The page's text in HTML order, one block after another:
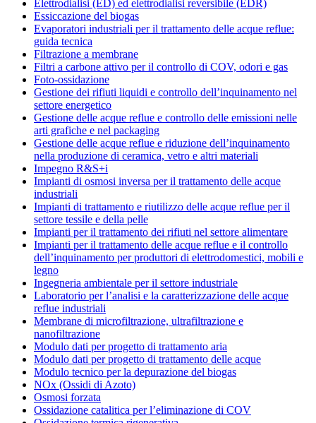
Elettrodialisi (ED) ed elettrodialisi reversibile (EDR)
Essiccazione del biogas
Evaporatori industriali per il trattamento delle acque reflue:
guida tecnica
Filtrazione a membrane
Filtri a carbone attivo per il controllo di COV, odori e gas
Foto-ossidazione
Gestione dei rifiuti liquidi e controllo dell’inquinamento nel
settore energetico
Gestione delle acque reflue e controllo delle emissioni nelle
arti grafiche e nel packaging
Gestione delle acque reflue e riduzione dell’inquinamento
nella produzione di ceramica, vetro e altri materiali
Impegno R&S+i
Impianti di osmosi inversa per il trattamento delle acque
industriali
Impianti di trattamento e riutilizzo delle acque reflue per il
settore tessile e della pelle
Impianti per il trattamento dei rifiuti nel settore alimentare
Impianti per il trattamento delle acque reflue e il controllo
dell’inquinamento per produttori di elettrodomestici, mobili e
legno
Ingegneria ambientale per il settore industriale
Laboratorio per l’analisi e la caratterizzazione delle acque
reflue industriali
Membrane di microfiltrazione, ultrafiltrazione e
nanofiltrazione
Modulo dati per progetto di trattamento aria
Modulo dati per progetto di trattamento delle acque
Modulo tecnico per la depurazione del biogas
NOx (Ossidi di Azoto)
Osmosi forzata
Ossidazione catalitica per l’eliminazione di COV